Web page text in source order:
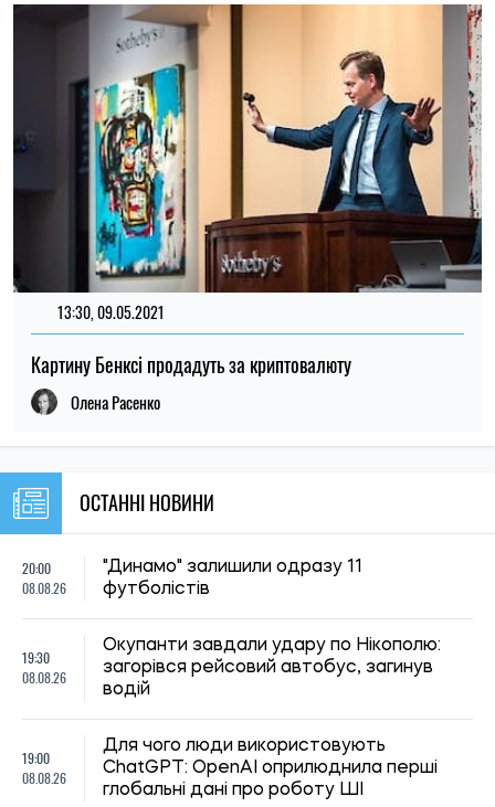
13:30, 09.05.2021
Картину Бенксі продадуть за криптовалюту
Олена Расенко
ОСТАННІ НОВИНИ
20:00
08.08.26
"Динамо" залишили одразу 11
футболістів
19:30
08.08.26
Окупанти завдали удару по Нікополю:
загорівся рейсовий автобус, загинув
водій
19:00
08.08.26
Для чого люди використовують
ChatGPT: OpenAI оприлюднила перші
глобальні дані про роботу ШІ